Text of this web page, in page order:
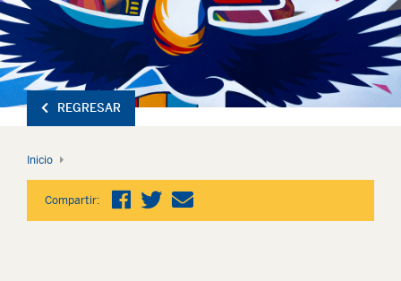
REGRESAR
Inicio
Compartir: